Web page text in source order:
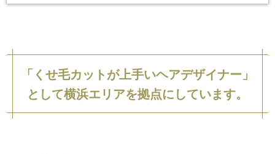
「くせ毛カットが上手いヘアデザイナー」
として横浜エリアを拠点にしています。